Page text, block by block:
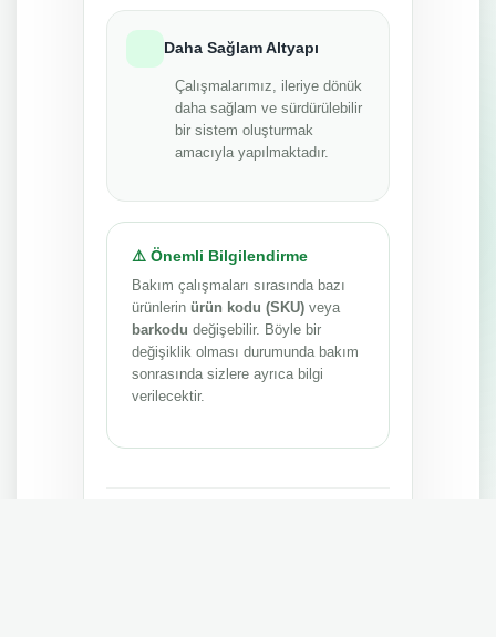
Daha Sağlam Altyapı
Çalışmalarımız, ileriye dönük
daha sağlam ve sürdürülebilir
bir sistem oluşturmak
amacıyla yapılmaktadır.
⚠️ Önemli Bilgilendirme
Bakım çalışmaları sırasında bazı
ürünlerin ürün kodu (SKU) veya
barkodu değişebilir. Böyle bir
değişiklik olması durumunda bakım
sonrasında sizlere ayrıca bilgi
verilecektir.